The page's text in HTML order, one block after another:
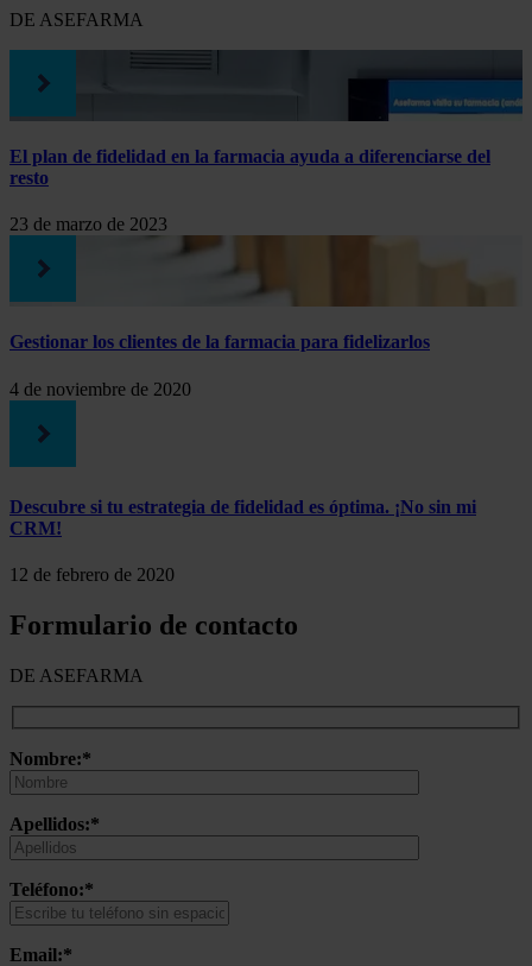
DE ASEFARMA
El plan de fidelidad en la farmacia ayuda a diferenciarse del
resto
23 de marzo de 2023
Gestionar los clientes de la farmacia para fidelizarlos
4 de noviembre de 2020
Descubre si tu estrategia de fidelidad es óptima. ¡No sin mi
CRM!
12 de febrero de 2020
Formulario de contacto
DE ASEFARMA
Nombre:*
Apellidos:*
Teléfono:*
Email:*